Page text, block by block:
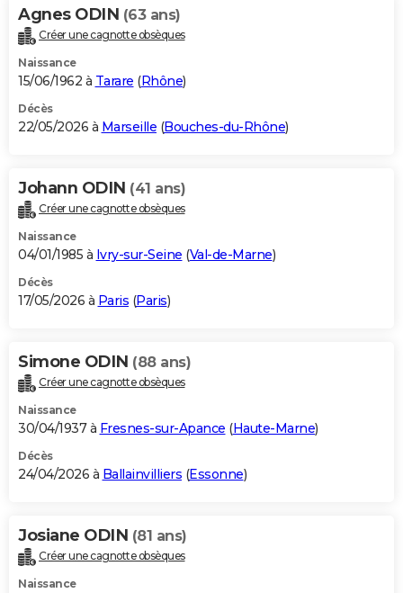
Agnes ODIN (63 ans)
Créer une cagnotte obsèques
Naissance
15/06/1962 à Tarare (Rhône)
Décès
22/05/2026 à Marseille (Bouches-du-Rhône)
Johann ODIN (41 ans)
Créer une cagnotte obsèques
Naissance
04/01/1985 à Ivry-sur-Seine (Val-de-Marne)
Décès
17/05/2026 à Paris (Paris)
Simone ODIN (88 ans)
Créer une cagnotte obsèques
Naissance
30/04/1937 à Fresnes-sur-Apance (Haute-Marne)
Décès
24/04/2026 à Ballainvilliers (Essonne)
Josiane ODIN (81 ans)
Créer une cagnotte obsèques
Naissance